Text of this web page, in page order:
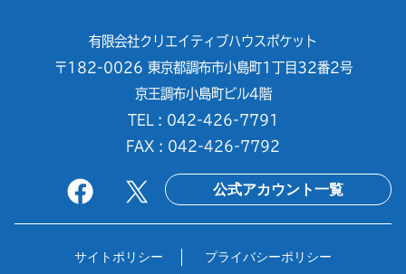
有限会社クリエイティブハウスポケット
〒182-0026 東京都調布市小島町1丁目32番2号
京王調布小島町ビル4階
TEL : 042-426-7791
FAX : 042-426-7792
公式アカウント一覧
サイトポリシー プライバシーポリシー